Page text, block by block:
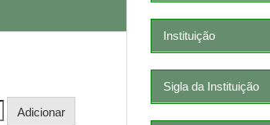
Instituição
Sigla da Instituição